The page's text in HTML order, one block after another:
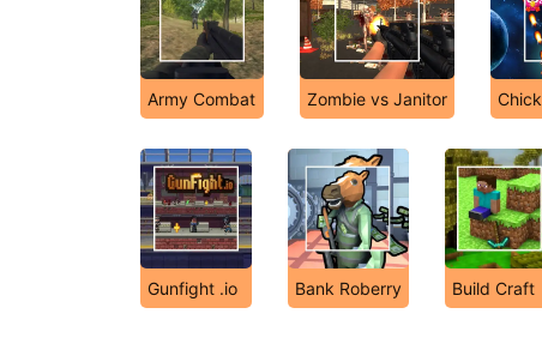
Army Combat Zombie vs Janitor
Gunfight .io Bank Roberry Build Craft